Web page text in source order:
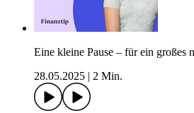
Eine kleine Pause – für ein großes
28.05.2025
2 Min.